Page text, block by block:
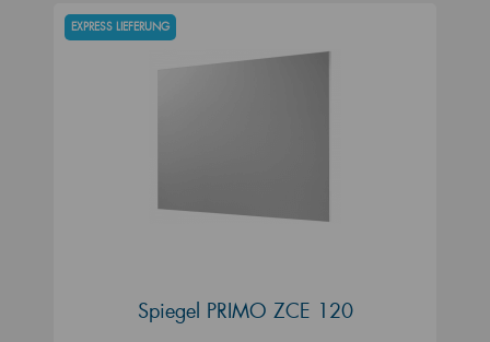
EXPRESS LIEFERUNG
Spiegel PRIMO ZCE 120